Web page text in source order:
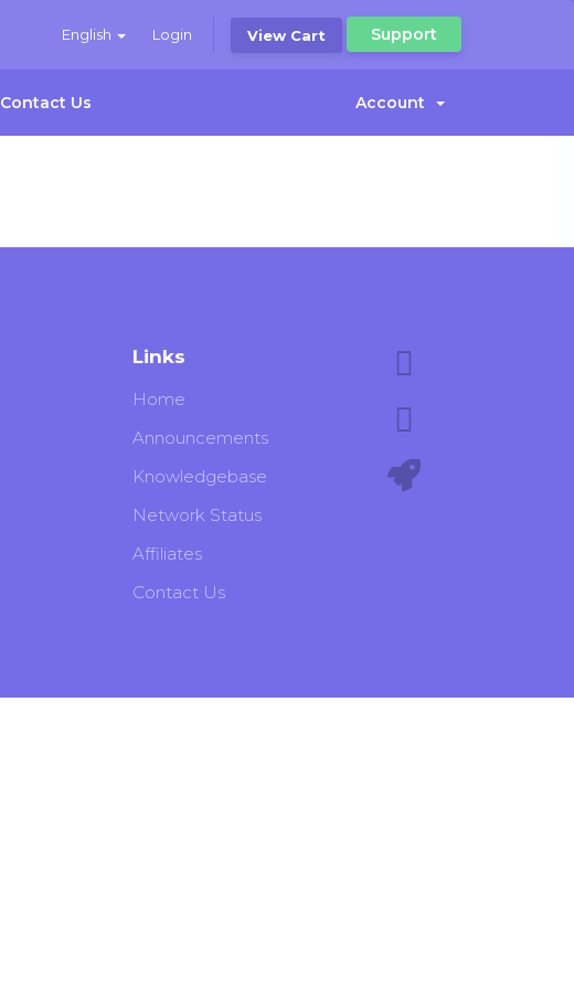
English Login View Cart Support
Contact Us Account
Links
Home
Announcements
Knowledgebase
Network Status
Affiliates
Contact Us